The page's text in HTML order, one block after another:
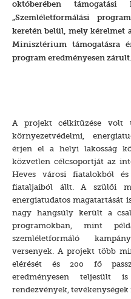
októberében
„Szemléletformálási
keretén belül, mely kérelmet
Minisztérium támogatásra
program eredményesen zárult.
A projekt célkitűzése volt
környezetvédelmi,
érjen el a helyi lakosság
közvetlen célcsoportját az
Heves városi fiatalokból
fiataljaiból állt. A szülői
energiatudatos magatartását
nagy hangsúly került a
programokban, mint
szemléletformáló
versenyek. A projekt több
elérését és 200 fő
eredményesen teljesült
rendezvények, tevékenységek